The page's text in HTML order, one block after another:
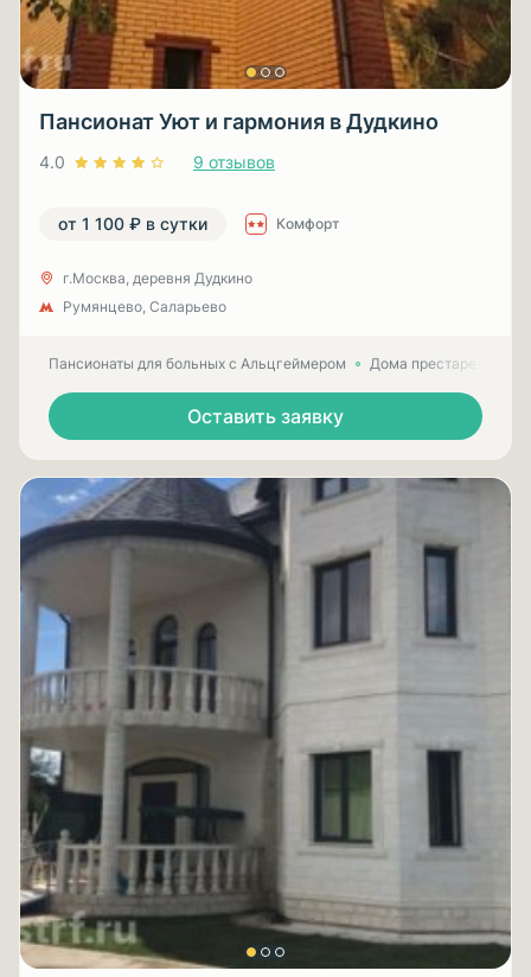
Пансионат Уют и гармония в Дудкино
4.0 9 отзывов
от 1 100 ₽ в сутки Комфорт
г.Москва, деревня Дудкино
Румянцево, Саларьево
Пансионаты для больных с Альцгеймером Дома престарелых
Оставить заявку